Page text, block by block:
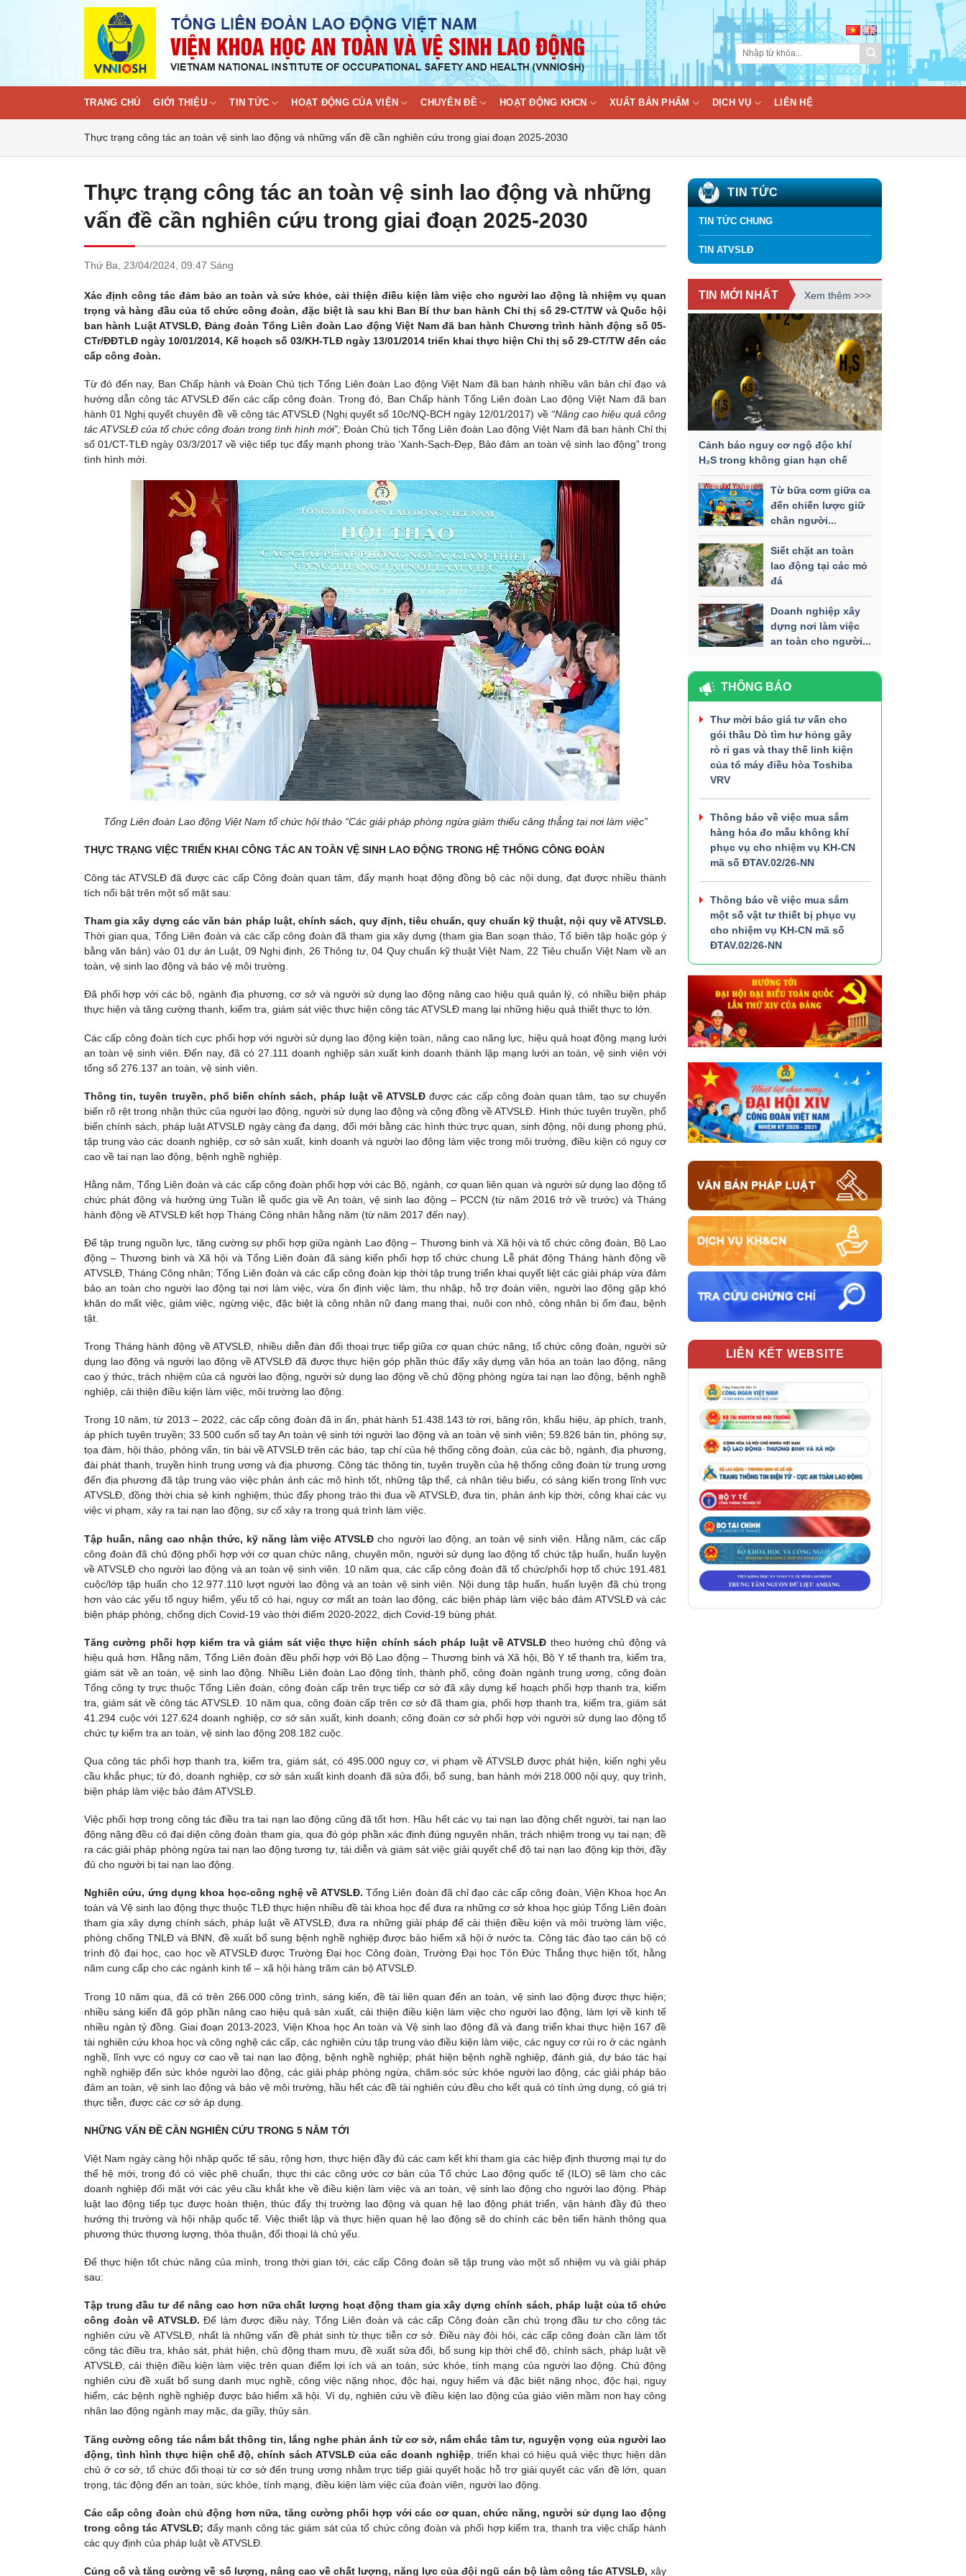
TRANG CHỦ GIỚI THIỆU TIN TỨC HOẠT ĐỘNG CỦA VIỆN CHUYÊN ĐỀ HOẠT ĐỘNG KHCN XUẤT BẢN PHẨM DỊCH VỤ LIÊN HỆ
Thực trạng công tác an toàn vệ sinh lao động và những vấn đề cần nghiên cứu trong giai đoạn 2025-2030
Thực trạng công tác an toàn vệ sinh lao động và những
vấn đề cần nghiên cứu trong giai đoạn 2025-2030
Thứ Ba, 23/04/2024, 09:47 Sáng
Xác định công tác đảm bảo an toàn và sức khỏe, cải thiện điều kiện làm việc cho người lao động là nhiệm vụ quan
trọng và hàng đầu của tổ chức công đoàn, đặc biệt là sau khi Ban Bí thư ban hành Chỉ thị số 29-CT/TW và Quốc hội
ban hành Luật ATVSLĐ, Đảng đoàn Tổng Liên đoàn Lao động Việt Nam đã ban hành Chương trình hành động số 05-
CTr/ĐĐTLĐ ngày 10/01/2014, Kế hoạch số 03/KH-TLĐ ngày 13/01/2014 triển khai thực hiện Chỉ thị số 29-CT/TW đến các
cấp công đoàn.
Từ đó đến nay, Ban Chấp hành và Đoàn Chủ tịch Tổng Liên đoàn Lao động Việt Nam đã ban hành nhiều văn bản chỉ đạo và
hướng dẫn công tác ATVSLĐ đến các cấp công đoàn. Trong đó, Ban Chấp hành Tổng Liên đoàn Lao động Việt Nam đã ban
hành 01 Nghị quyết chuyên đề về công tác ATVSLĐ (Nghị quyết số 10c/NQ-BCH ngày 12/01/2017) về “Nâng cao hiệu quả công
tác ATVSLĐ của tổ chức công đoàn trong tình hình mới”; Đoàn Chủ tịch Tổng Liên đoàn Lao động Việt Nam đã ban hành Chỉ thị
số 01/CT-TLĐ ngày 03/3/2017 về việc tiếp tục đẩy mạnh phong trào ‘Xanh-Sạch-Đẹp, Bảo đảm an toàn vệ sinh lao động” trong
tình hình mới.
Tổng Liên đoàn Lao động Việt Nam tổ chức hội thảo “Các giải pháp phòng ngừa giảm thiểu căng thẳng tại nơi làm việc”
THỰC TRẠNG VIỆC TRIỂN KHAI CÔNG TÁC AN TOÀN VỆ SINH LAO ĐỘNG TRONG HỆ THỐNG CÔNG ĐOÀN
Công tác ATVSLĐ đã được các cấp Công đoàn quan tâm, đẩy mạnh hoạt động đồng bộ các nội dung, đạt được nhiều thành
tích nổi bật trên một số mặt sau:
Tham gia xây dựng các văn bản pháp luật, chính sách, quy định, tiêu chuẩn, quy chuẩn kỹ thuật, nội quy về ATVSLĐ.
Thời gian qua, Tổng Liên đoàn và các cấp công đoàn đã tham gia xây dựng (tham gia Ban soạn thảo, Tổ biên tập hoặc góp ý
bằng văn bản) vào 01 dự án Luật, 09 Nghị định, 26 Thông tư, 04 Quy chuẩn kỹ thuật Việt Nam, 22 Tiêu chuẩn Việt Nam về an
toàn, vệ sinh lao động và bảo vệ môi trường.
Đã phối hợp với các bộ, ngành địa phương, cơ sở và người sử dụng lao động nâng cao hiệu quả quản lý, có nhiều biện pháp
thực hiện và tăng cường thanh, kiểm tra, giám sát việc thực hiện công tác ATVSLĐ mang lại những hiệu quả thiết thực to lớn.
Các cấp công đoàn tích cực phối hợp với người sử dụng lao động kiện toàn, nâng cao năng lực, hiệu quả hoạt động mạng lưới
an toàn vệ sinh viên. Đến nay, đã có 27.111 doanh nghiệp sản xuất kinh doanh thành lập mạng lưới an toàn, vệ sinh viên với
tổng số 276.137 an toàn, vệ sinh viên.
Thông tin, tuyên truyền, phổ biến chính sách, pháp luật về ATVSLĐ được các cấp công đoàn quan tâm, tạo sự chuyển
biến rõ rệt trong nhận thức của người lao động, người sử dụng lao động và cộng đồng về ATVSLĐ. Hình thức tuyên truyền, phổ
biến chính sách, pháp luật ATVSLĐ ngày càng đa dạng, đổi mới bằng các hình thức trực quan, sinh động, nội dung phong phú,
tập trung vào các doanh nghiệp, cơ sở sản xuất, kinh doanh và người lao động làm việc trong môi trường, điều kiện có nguy cơ
cao về tai nạn lao động, bệnh nghề nghiệp.
Hằng năm, Tổng Liên đoàn và các cấp công đoàn phối hợp với các Bộ, ngành, cơ quan liên quan và người sử dụng lao động tổ
chức phát động và hưởng ứng Tuần lễ quốc gia về An toàn, vệ sinh lao động – PCCN (từ năm 2016 trở về trước) và Tháng
hành động về ATVSLĐ kết hợp Tháng Công nhân hằng năm (từ năm 2017 đến nay).
Để tập trung nguồn lực, tăng cường sự phối hợp giữa ngành Lao động – Thương binh và Xã hội và tổ chức công đoàn, Bộ Lao
động – Thương binh và Xã hội và Tổng Liên đoàn đã sáng kiến phối hợp tổ chức chung Lễ phát động Tháng hành động về
ATVSLĐ, Tháng Công nhân; Tổng Liên đoàn và các cấp công đoàn kịp thời tập trung triển khai quyết liệt các giải pháp vừa đảm
bảo an toàn cho người lao động tại nơi làm việc, vừa ổn định việc làm, thu nhập, hỗ trợ đoàn viên, người lao động gặp khó
khăn do mất việc, giảm việc, ngừng việc, đặc biệt là công nhân nữ đang mang thai, nuôi con nhỏ, công nhân bị ốm đau, bệnh
tật.
Trong Tháng hành động về ATVSLĐ, nhiều diễn đàn đối thoại trực tiếp giữa cơ quan chức năng, tổ chức công đoàn, người sử
dụng lao động và người lao động về ATVSLĐ đã được thực hiện góp phần thúc đẩy xây dựng văn hóa an toàn lao động, nâng
cao ý thức, trách nhiệm của cả người lao động, người sử dụng lao động về chủ động phòng ngừa tai nạn lao động, bệnh nghề
nghiệp, cải thiện điều kiện làm việc, môi trường lao động.
Trong 10 năm, từ 2013 – 2022, các cấp công đoàn đã in ấn, phát hành 51.438.143 tờ rơi, băng rôn, khẩu hiệu, áp phích, tranh,
áp phích tuyên truyền; 33.500 cuốn sổ tay An toàn vệ sinh tới người lao động và an toàn vệ sinh viên; 59.826 bản tin, phóng sự,
tọa đàm, hội thảo, phỏng vấn, tin bài về ATVSLĐ trên các báo, tạp chí của hệ thống công đoàn, của các bộ, ngành, địa phương,
đài phát thanh, truyền hình trung ương và địa phương. Công tác thông tin, tuyên truyền của hệ thống công đoàn từ trung ương
đến địa phương đã tập trung vào việc phản ánh các mô hình tốt, những tập thể, cá nhân tiêu biểu, có sáng kiến trong lĩnh vực
ATVSLĐ, đồng thời chia sẻ kinh nghiệm, thúc đẩy phong trào thi đua về ATVSLĐ, đưa tin, phản ánh kịp thời, công khai các vụ
việc vi phạm, xảy ra tai nạn lao động, sự cố xảy ra trong quá trình làm việc.
Tập huấn, nâng cao nhận thức, kỹ năng làm việc ATVSLĐ cho người lao động, an toàn vệ sinh viên. Hằng năm, các cấp
công đoàn đã chủ động phối hợp với cơ quan chức năng, chuyên môn, người sử dụng lao động tổ chức tập huấn, huấn luyện
về ATVSLĐ cho người lao động và an toàn vệ sinh viên. 10 năm qua, các cấp công đoàn đã tổ chức/phối hợp tổ chức 191.481
cuộc/lớp tập huấn cho 12.977.110 lượt người lao động và an toàn vệ sinh viên. Nội dung tập huấn, huấn luyện đã chú trọng
hơn vào các yếu tố nguy hiểm, yếu tố có hại, nguy cơ mất an toàn lao động, các biện pháp làm việc bảo đảm ATVSLĐ và các
biện pháp phòng, chống dịch Covid-19 vào thời điểm 2020-2022, dịch Covid-19 bùng phát.
Tăng cường phối hợp kiểm tra và giám sát việc thực hiện chính sách pháp luật về ATVSLĐ theo hướng chủ động và
hiệu quả hơn. Hằng năm, Tổng Liên đoàn đều phối hợp với Bộ Lao động – Thương binh và Xã hội, Bộ Y tế thanh tra, kiểm tra,
giám sát về an toàn, vệ sinh lao động. Nhiều Liên đoàn Lao động tỉnh, thành phố, công đoàn ngành trung ương, công đoàn
Tổng công ty trực thuộc Tổng Liên đoàn, công đoàn cấp trên trực tiếp cơ sở đã xây dựng kế hoạch phối hợp thanh tra, kiểm
tra, giám sát về công tác ATVSLĐ. 10 năm qua, công đoàn cấp trên cơ sở đã tham gia, phối hợp thanh tra, kiểm tra, giám sát
41.294 cuộc với 127.624 doanh nghiệp, cơ sở sản xuất, kinh doanh; công đoàn cơ sở phối hợp với người sử dụng lao động tổ
chức tự kiểm tra an toàn, vệ sinh lao động 208.182 cuộc.
Qua công tác phối hợp thanh tra, kiểm tra, giám sát, có 495.000 nguy cơ, vi phạm về ATVSLĐ được phát hiện, kiến nghị yêu
cầu khắc phục; từ đó, doanh nghiệp, cơ sở sản xuất kinh doanh đã sửa đổi, bổ sung, ban hành mới 218.000 nội quy, quy trình,
biện pháp làm việc bảo đảm ATVSLĐ.
Việc phối hợp trong công tác điều tra tai nạn lao động cũng đã tốt hơn. Hầu hết các vụ tai nạn lao động chết người, tai nạn lao
động nặng đều có đại diện công đoàn tham gia, qua đó góp phần xác định đúng nguyên nhân, trách nhiệm trong vụ tai nạn; đề
ra các giải pháp phòng ngừa tai nạn lao động tương tự, tái diễn và giám sát việc giải quyết chế độ tai nạn lao động kịp thời, đầy
đủ cho người bị tai nạn lao động.
Nghiên cứu, ứng dụng khoa học-công nghệ về ATVSLĐ. Tổng Liên đoàn đã chỉ đạo các cấp công đoàn, Viện Khoa học An
toàn và Vệ sinh lao động thực thuộc TLĐ thực hiện nhiều đề tài khoa học để đưa ra những cơ sở khoa học giúp Tổng Liên đoàn
tham gia xây dựng chính sách, pháp luật về ATVSLĐ, đưa ra những giải pháp để cải thiện điều kiện và môi trường làm việc,
phòng chống TNLĐ và BNN, đề xuất bổ sung bệnh nghề nghiệp được bảo hiểm xã hội ở nước ta. Công tác đào tạo cán bộ có
trình độ đại học, cao học về ATVSLĐ được Trường Đại học Công đoàn, Trường Đại học Tôn Đức Thắng thực hiện tốt, hằng
năm cung cấp cho các ngành kinh tế – xã hội hàng trăm cán bộ ATVSLĐ.
Trong 10 năm qua, đã có trên 266.000 công trình, sáng kiến, đề tài liên quan đến an toàn, vệ sinh lao động được thực hiện;
nhiều sáng kiến đã góp phần nâng cao hiệu quả sản xuất, cải thiện điều kiện làm việc cho người lao động, làm lợi về kinh tế
nhiều ngàn tỷ đồng. Giai đoạn 2013-2023, Viện Khoa học An toàn và Vệ sinh lao động đã và đang triển khai thực hiện 167 đề
tài nghiên cứu khoa học và công nghệ các cấp, các nghiên cứu tập trung vào điều kiện làm việc, các nguy cơ rủi ro ở các ngành
nghề, lĩnh vực có nguy cơ cao về tai nạn lao động, bệnh nghề nghiệp; phát hiện bệnh nghề nghiệp, đánh giá, dự báo tác hại
nghề nghiệp đến sức khỏe người lao động, các giải pháp phòng ngừa, chăm sóc sức khỏe người lao động, các giải pháp bảo
đảm an toàn, vệ sinh lao động và bảo vệ môi trường, hầu hết các đề tài nghiên cứu đều cho kết quả có tính ứng dụng, có giá trị
thực tiễn, được các cơ sở áp dụng.
NHỮNG VẤN ĐỀ CẦN NGHIÊN CỨU TRONG 5 NĂM TỚI
Việt Nam ngày càng hội nhập quốc tế sâu, rộng hơn, thực hiện đầy đủ các cam kết khi tham gia các hiệp định thương mại tự do
thế hệ mới, trong đó có việc phê chuẩn, thực thi các công ước cơ bản của Tổ chức Lao động quốc tế (ILO) sẽ làm cho các
doanh nghiệp đối mặt với các yêu cầu khắt khe về điều kiện làm việc và an toàn, vệ sinh lao động cho người lao động. Pháp
luật lao động tiếp tục được hoàn thiện, thúc đẩy thị trường lao động và quan hệ lao động phát triển, vận hành đầy đủ theo
hướng thị trường và hội nhập quốc tế. Việc thiết lập và thực hiện quan hệ lao động sẽ do chính các bên tiến hành thông qua
phương thức thương lượng, thỏa thuận, đối thoại là chủ yếu.
Để thực hiện tốt chức năng của mình, trong thời gian tới, các cấp Công đoàn sẽ tập trung vào một số nhiệm vụ và giải pháp
sau:
Tập trung đầu tư để nâng cao hơn nữa chất lượng hoạt động tham gia xây dựng chính sách, pháp luật của tổ chức
công đoàn về ATVSLĐ. Để làm được điều này, Tổng Liên đoàn và các cấp Công đoàn cần chú trọng đầu tư cho công tác
nghiên cứu về ATVSLĐ, nhất là những vấn đề phát sinh từ thực tiễn cơ sở. Điều này đỏi hỏi, các cấp công đoàn cần làm tốt
công tác điều tra, khảo sát, phát hiện, chủ động tham mưu, đề xuất sửa đổi, bổ sung kịp thời chế độ, chính sách, pháp luật về
ATVSLĐ, cải thiện điều kiện làm việc trên quan điểm lợi ích và an toàn, sức khỏe, tính mạng của người lao động. Chủ động
nghiên cứu đề xuất bổ sung danh mục nghề, công việc nặng nhọc, độc hại, nguy hiểm và đặc biệt nặng nhọc, độc hại, nguy
hiểm, các bệnh nghề nghiệp được bảo hiểm xã hội. Ví dụ, nghiên cứu về điều kiện lao động của giáo viên mầm non hay công
nhân lao động ngành may mặc, da giầy, thủy sản.
Tăng cường công tác nắm bắt thông tin, lắng nghe phản ánh từ cơ sở, nắm chắc tâm tư, nguyện vọng của người lao
động, tình hình thực hiện chế độ, chính sách ATVSLĐ của các doanh nghiệp , triển khai có hiệu quả việc thực hiện dân
chủ ở cơ sở, tổ chức đối thoại từ cơ sở đến trung ương nhằm trực tiếp giải quyết hoặc hỗ trợ giải quyết các vấn đề lớn, quan
trọng, tác động đến an toàn, sức khỏe, tính mạng, điều kiện làm việc của đoàn viên, người lao động.
Các cấp công đoàn chủ động hơn nữa, tăng cường phối hợp với các cơ quan, chức năng, người sử dụng lao động
trong công tác ATVSLĐ; đẩy mạnh công tác giám sát của tổ chức công đoàn và phối hợp kiểm tra, thanh tra việc chấp hành
các quy định của pháp luật về ATVSLĐ.
Củng cố và tăng cường về số lượng, nâng cao về chất lượng, năng lực của đội ngũ cán bộ làm công tác ATVSLĐ, xây
TIN TỨC
TIN TỨC CHUNG
TIN ATVSLĐ
TIN MỚI NHẤT Xem thêm >>>
Cảnh báo nguy cơ ngộ độc khí
H₂S trong không gian hạn chế
Từ bữa cơm giữa ca
đến chiến lược giữ
chân người...
Siết chặt an toàn
lao động tại các mỏ
đá
Doanh nghiệp xây
dựng nơi làm việc
an toàn cho người...
THÔNG BÁO
Thư mời báo giá tư vấn cho
gói thầu Dò tìm hư hỏng gây
rò rỉ gas và thay thế linh kiện
của tổ máy điều hòa Toshiba
VRV
Thông báo về việc mua sắm
hàng hóa đo mẫu không khí
phục vụ cho nhiệm vụ KH-CN
mã số ĐTAV.02/26-NN
Thông báo về việc mua sắm
một số vật tư thiết bị phục vụ
cho nhiệm vụ KH-CN mã số
ĐTAV.02/26-NN
LIÊN KẾT WEBSITE